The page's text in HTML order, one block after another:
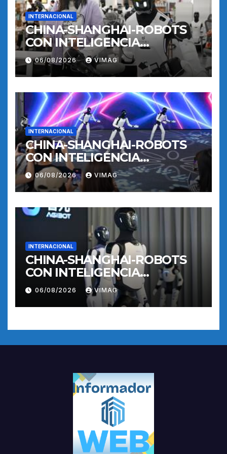
INTERNACIONAL
CHINA-SHANGHAI-ROBOTS
CON INTELIGENCIA
INCORPORADA-
ENTRENAMIENTO
06/08/2026 VIMAG
INTERNACIONAL
CHINA-SHANGHAI-ROBOTS
CON INTELIGENCIA
INCORPORADA-
ENTRENAMIENTO
06/08/2026 VIMAG
INTERNACIONAL
CHINA-SHANGHAI-ROBOTS
CON INTELIGENCIA
INCORPORADA-
ENTRENAMIENTO
06/08/2026 VIMAG